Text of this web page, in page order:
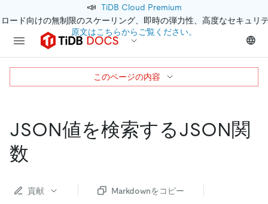
📣 TiDB Cloud Premium
ード向けの無制限のスケーリング、即時の弾力性、高度なセキュリ
原文はこちらからご覧ください。
JSON値を検索するJSON関
数
貢献
Markdownをコピー
このページの内容